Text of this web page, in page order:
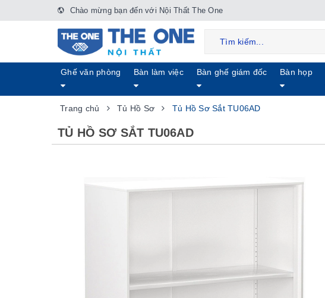
Chào mừng bạn đến với Nội Thất The One
Ghế văn phòng Bàn làm việc Bàn ghế giám đốc Bàn họp
Trang chủ Tủ Hồ Sơ Tủ Hồ Sơ Sắt TU06AD
TỦ HỒ SƠ SẮT TU06AD